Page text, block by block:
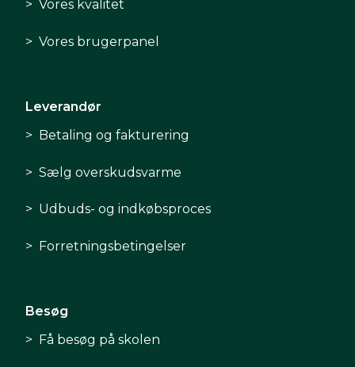
Vores kvalitet
Vores brugerpanel
Leverandør
Betaling og fakturering
Sælg overskudsvarme
Udbuds- og indkøbsproces
Forretningsbetingelser
Besøg
Få besøg på skolen